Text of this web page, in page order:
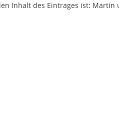
Inhalt des Eintrages ist: Martin